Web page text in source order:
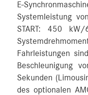
E-
Systemleistung
START: 450
Fahrleistungen
Beschleunigung
Sekunden
des optionalen